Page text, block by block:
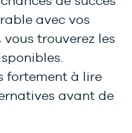
avec vos
trouverez les
fortement à lire
avant de